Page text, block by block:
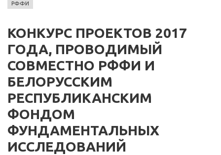
РФФИ
КОНКУРС ПРОЕКТОВ 2017
ГОДА, ПРОВОДИМЫЙ
СОВМЕСТНО РФФИ И
БЕЛОРУССКИМ
РЕСПУБЛИКАНСКИМ
ФОНДОМ
ФУНДАМЕНТАЛЬНЫХ
ИССЛЕДОВАНИЙ